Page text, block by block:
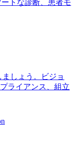
トな診断、患者モ
しょう。ビジョ
ライアンス、組立